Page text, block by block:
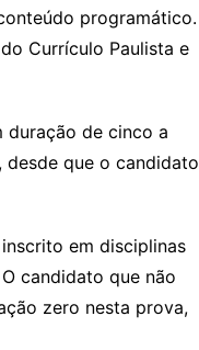
programático.
Currículo Paulista e
duração de cinco a
que o candidato
em disciplinas
candidato que não
zero nesta prova,